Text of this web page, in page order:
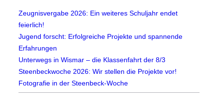
Zeugnisvergabe 2026: Ein weiteres Schuljahr endet
feierlich!
Jugend forscht: Erfolgreiche Projekte und spannende
Erfahrungen
Unterwegs in Wismar – die Klassenfahrt der 8/3
Steenbeckwoche 2026: Wir stellen die Projekte vor!
Fotografie in der Steenbeck-Woche